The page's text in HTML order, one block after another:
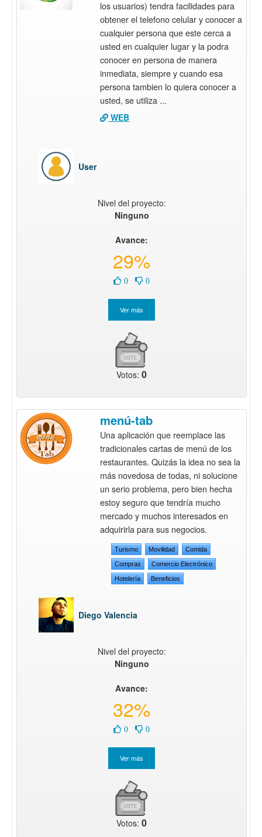
los usuarios) tendra facilidades para
obtener el telefono celular y conocer a
cualquier persona que este cerca a
usted en cualquier lugar y la podra
conocer en persona de manera
inmediata, siempre y cuando esa
persona tambien lo quiera conocer a
usted, se utiliza ...
WEB
User
Nivel del proyecto:
Ninguno
Avance:
29%
0 0
Votos: 0
menú-tab
Una aplicación que reemplace las
tradicionales cartas de menú de los
restaurantes. Quizás la idea no sea la
más novedosa de todas, ni solucione
un serio problema, pero bien hecha
estoy seguro que tendría mucho
mercado y muchos interesados en
adquirirla para sus negocios.
Turismo Movilidad Comida
Compras Comercio Electrónico
Hotelería Beneficios
Diego Valencia
Nivel del proyecto:
Ninguno
Avance:
32%
0 0
Votos: 0